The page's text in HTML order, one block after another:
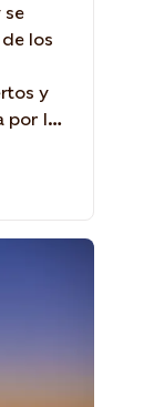
se
los
y
por la
total